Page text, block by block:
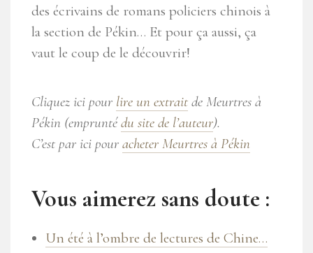
des écrivains de romans policiers chinois à
la section de Pékin… Et pour ça aussi, ça
vaut le coup de le découvrir!
Cliquez ici pour lire un extrait de Meurtres à
Pékin (empruntédu site de l’auteur).
C’est par ici pour acheter Meurtres à Pékin
Vous aimerez sans doute :
Un été à l’ombre de lectures de Chine…